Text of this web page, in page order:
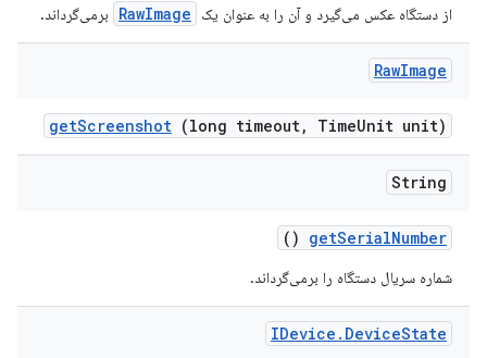
از دستگاه عکس می‌گیرد و آن را به عنوان یک RawImage برمی‌گرداند.
RawImage
getScreenshot (long timeout, TimeUnit unit)
String
getSerialNumber
()
شماره سریال دستگاه را برمی‌گرداند.
IDevice . DeviceState